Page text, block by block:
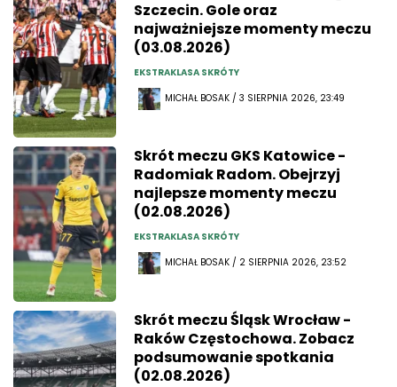
Szczecin. Gole oraz
najważniejsze momenty meczu
(03.08.2026)
EKSTRAKLASA SKRÓTY
MICHAŁ BOSAK / 3 SIERPNIA 2026, 23:49
Skrót meczu GKS Katowice -
Radomiak Radom. Obejrzyj
najlepsze momenty meczu
(02.08.2026)
EKSTRAKLASA SKRÓTY
MICHAŁ BOSAK / 2 SIERPNIA 2026, 23:52
Skrót meczu Śląsk Wrocław -
Raków Częstochowa. Zobacz
podsumowanie spotkania
(02.08.2026)